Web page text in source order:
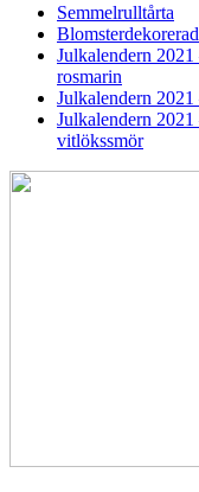
Semmelrulltårta
Julkalendern
rosmarin
Julkalendern
Julkalendern
vitlökssmör